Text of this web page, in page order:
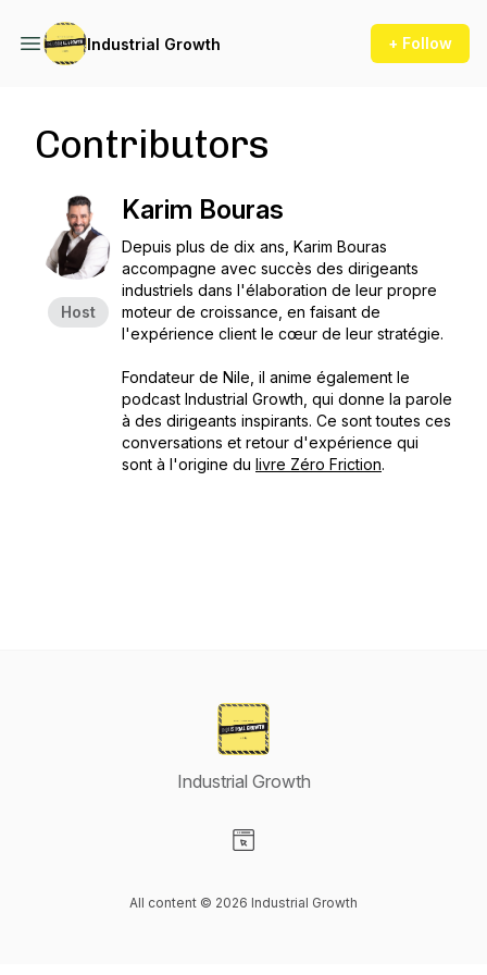
Industrial Growth + Follow
Contributors
Host
Karim Bouras
Depuis plus de dix ans, Karim Bouras
accompagne avec succès des dirigeants
industriels dans l'élaboration de leur propre
moteur de croissance, en faisant de
l'expérience client le cœur de leur stratégie.
Fondateur de Nile, il anime également le
podcast Industrial Growth, qui donne la parole
à des dirigeants inspirants. Ce sont toutes ces
conversations et retour d'expérience qui
sont à l'origine du livre Zéro Friction.
Industrial Growth
All content © 2026 Industrial Growth